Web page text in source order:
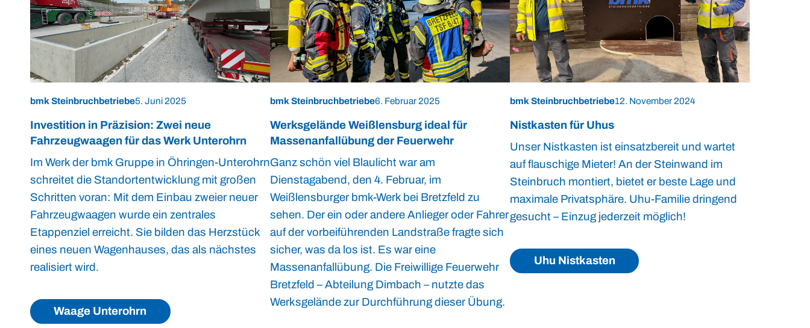
bmk Steinbruchbetriebe5. Juni 2025
Investition in Präzision: Zwei neue
Fahrzeugwaagen für das Werk Unterohrn
Im Werk der bmk Gruppe in Öhringen-Unterohrn
schreitet die Standortentwicklung mit großen
Schritten voran: Mit dem Einbau zweier neuer
Fahrzeugwaagen wurde ein zentrales
Etappenziel erreicht. Sie bilden das Herzstück
eines neuen Wagenhauses, das als nächstes
realisiert wird.
Waage Unterohrn
bmk Steinbruchbetriebe6. Februar 2025
Werksgelände Weißlensburg ideal für
Massenanfallübung der Feuerwehr
Ganz schön viel Blaulicht war am
Dienstagabend, den 4. Februar, im
Weißlensburger bmk-Werk bei Bretzfeld zu
sehen. Der ein oder andere Anlieger oder Fahrer
auf der vorbeiführenden Landstraße fragte sich
sicher, was da los ist. Es war eine
Massenanfallübung. Die Freiwillige Feuerwehr
Bretzfeld – Abteilung Dimbach – nutzte das
Werksgelände zur Durchführung dieser Übung.
bmk Steinbruchbetriebe12. November 2024
Nistkasten für Uhus
Unser Nistkasten ist einsatzbereit und wartet
auf flauschige Mieter! An der Steinwand im
Steinbruch montiert, bietet er beste Lage und
maximale Privatsphäre. Uhu-Familie dringend
gesucht – Einzug jederzeit möglich!
Uhu Nistkasten